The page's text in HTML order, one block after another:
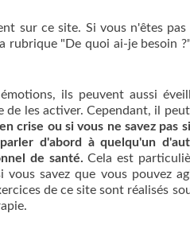
sur ce site. Si vous n'êtes
rubrique "De quoi ai-je besoin
ils peuvent aussi
les activer. Cependant, il
crise ou si vous ne savez pas
d'abord à quelqu'un
de santé. Cela est
savez que vous pouvez
de ce site sont réalisés